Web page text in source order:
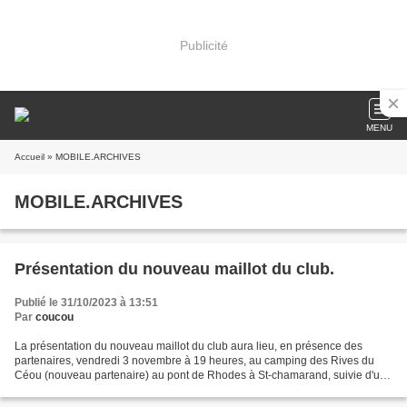
Publicité
MENU
Accueil » MOBILE.ARCHIVES
MOBILE.ARCHIVES
Présentation du nouveau maillot du club.
Publié le 31/10/2023 à 13:51
Par coucou
La présentation du nouveau maillot du club aura lieu, en présence des
partenaires, vendredi 3 novembre à 19 heures, au camping des Rives du
Céou (nouveau partenaire) au pont de Rhodes à St-chamarand, suivie d'un